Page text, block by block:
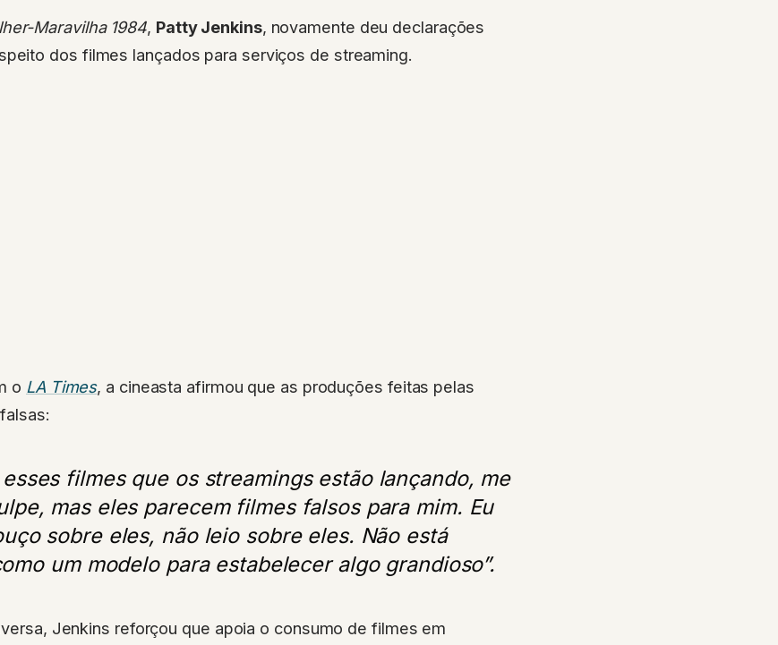
Maravilha 1984, Patty Jenkins, novamente deu declarações
dos filmes lançados para serviços de streaming.
o LA Times, a cineasta afirmou que as produções feitas pelas
filmes que os streamings estão lançando, me
mas eles parecem filmes falsos para mim. Eu
sobre eles, não leio sobre eles. Não está
um modelo para estabelecer algo grandioso”.
Jenkins reforçou que apoia o consumo de filmes em